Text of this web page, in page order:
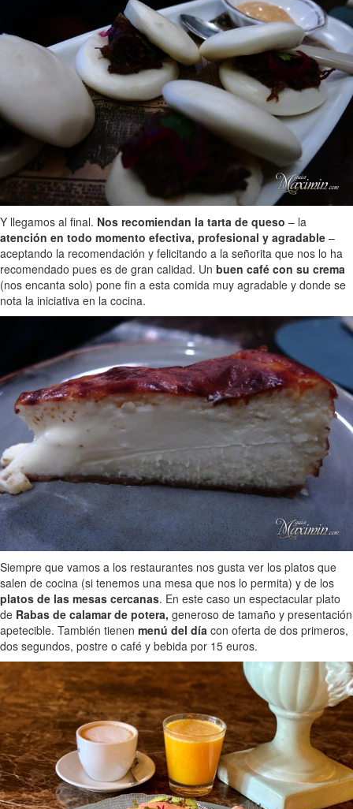
Y llegamos al final. Nos recomiendan la tarta de queso – la
atención en todo momento efectiva, profesional y agradable –
aceptando la recomendación y felicitando a la señorita que nos lo ha
recomendado pues es de gran calidad. Un buen café con su crema
(nos encanta solo) pone fin a esta comida muy agradable y donde se
nota la iniciativa en la cocina.
Siempre que vamos a los restaurantes nos gusta ver los platos que
salen de cocina (si tenemos una mesa que nos lo permita) y de los
platos de las mesas cercanas. En este caso un espectacular plato
de Rabas de calamar de potera, generoso de tamaño y presentación
apetecible. También tienen menú del día con oferta de dos primeros,
dos segundos, postre o café y bebida por 15 euros.